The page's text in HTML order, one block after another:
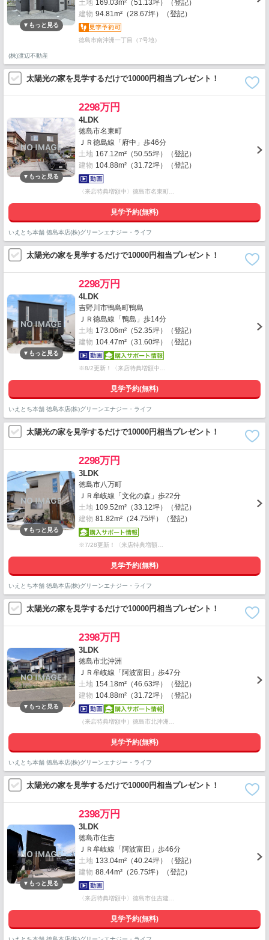
土地 169.03m²（51.13坪）（登記）
建物 94.81m²（28.67坪）（登記）
徳島市南沖洲一丁目（7号地）
(株)渡辺不動産
太陽光の家を見学するだけで10000円相当プレゼント！
2298万円
4LDK
徳島市名東町
ＪＲ徳島線「府中」歩46分
土地 167.12m²（50.55坪）（登記）
建物 104.88m²（31.72坪）（登記）
〈来店特典増額中〉徳島市名東町…
見学予約(無料)
いえとち本舗 徳島本店(株)グリーンエナジー・ライフ
太陽光の家を見学するだけで10000円相当プレゼント！
2298万円
4LDK
吉野川市鴨島町鴨島
ＪＲ徳島線「鴨島」歩14分
土地 173.06m²（52.35坪）（登記）
建物 104.47m²（31.60坪）（登記）
※8/2更新！〈来店特典増額中…
見学予約(無料)
いえとち本舗 徳島本店(株)グリーンエナジー・ライフ
太陽光の家を見学するだけで10000円相当プレゼント！
2298万円
3LDK
徳島市八万町
ＪＲ牟岐線「文化の森」歩22分
土地 109.52m²（33.12坪）（登記）
建物 81.82m²（24.75坪）（登記）
※7/28更新！〈来店特典増額…
見学予約(無料)
いえとち本舗 徳島本店(株)グリーンエナジー・ライフ
太陽光の家を見学するだけで10000円相当プレゼント！
2398万円
3LDK
徳島市北沖洲
ＪＲ牟岐線「阿波富田」歩47分
土地 154.18m²（46.63坪）（登記）
建物 104.88m²（31.72坪）（登記）
（来店特典増額中）徳島市北沖洲…
見学予約(無料)
いえとち本舗 徳島本店(株)グリーンエナジー・ライフ
太陽光の家を見学するだけで10000円相当プレゼント！
2398万円
3LDK
徳島市住吉
ＪＲ牟岐線「阿波富田」歩46分
土地 133.04m²（40.24坪）（登記）
建物 88.44m²（26.75坪）（登記）
〈来店特典増額中〉徳島市住吉建…
見学予約(無料)